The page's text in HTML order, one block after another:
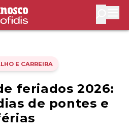
E CARREIRA
feriados 2026:
de pontes e